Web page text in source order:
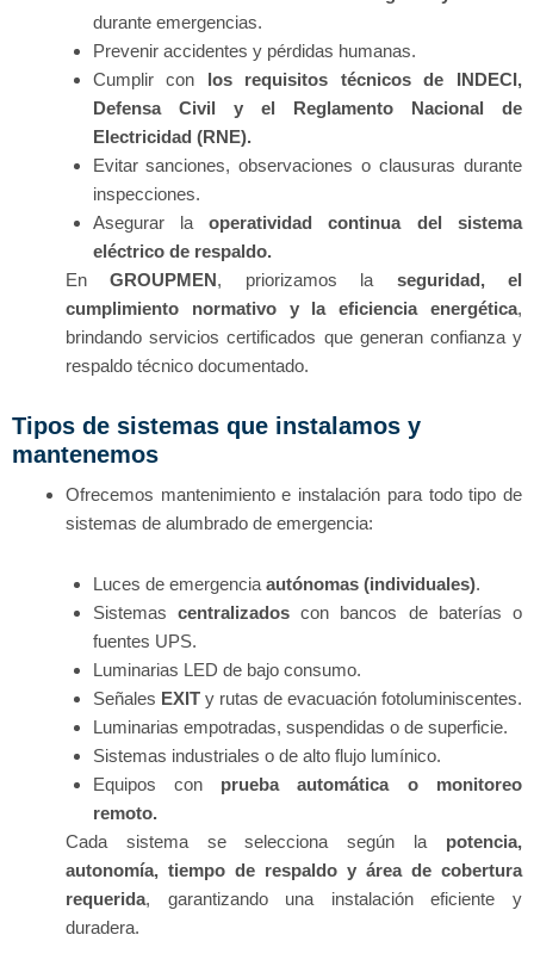
durante emergencias.
Prevenir accidentes y pérdidas humanas.
Cumplir con los requisitos técnicos de INDECI,
Defensa Civil y el Reglamento Nacional de
Electricidad (RNE).
Evitar sanciones, observaciones o clausuras durante
inspecciones.
Asegurar laoperatividad continua del sistema
eléctrico de respaldo.
EnGROUPMEN, priorizamos la seguridad, el
cumplimiento normativo y la eficiencia energética,
brindando servicios certificados que generan confianza y
respaldo técnico documentado.
Tipos de sistemas que instalamos y
mantenemos
Ofrecemos mantenimiento e instalación para todo tipo de
sistemas de alumbrado de emergencia:
Luces de emergencia autónomas (individuales).
Sistemas centralizadoscon bancos de baterías o
fuentes UPS.
Luminarias LED de bajo consumo.
Señales EXITy rutas de evacuación fotoluminiscentes.
Luminarias empotradas, suspendidas o de superficie.
Sistemas industriales o de alto flujo lumínico.
Equipos con prueba automática o monitoreo
remoto.
Cada sistema se selecciona según la potencia,
autonomía, tiempo de respaldo y área de cobertura
requerida, garantizando una instalación eficiente y
duradera.